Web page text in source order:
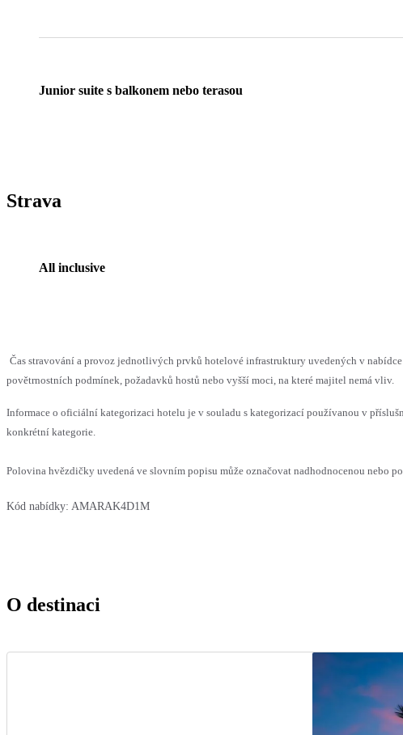
Junior suite s balkonem nebo terasou
Strava
All inclusive
Čas stravování a provoz jednotlivých prvků hotelové infrastruktury uvedených v
povětrnostních podmínek, požadavků hostů nebo vyšší moci, na které majitel nemá vliv.
Informace o oficiální kategorizaci hotelu je v souladu s kategorizací používanou v
konkrétní kategorie.
Polovina hvězdičky uvedená ve slovním popisu může označovat nadhodnocenou nebo
Kód nabídky: AMARAK4D1M
O destinaci